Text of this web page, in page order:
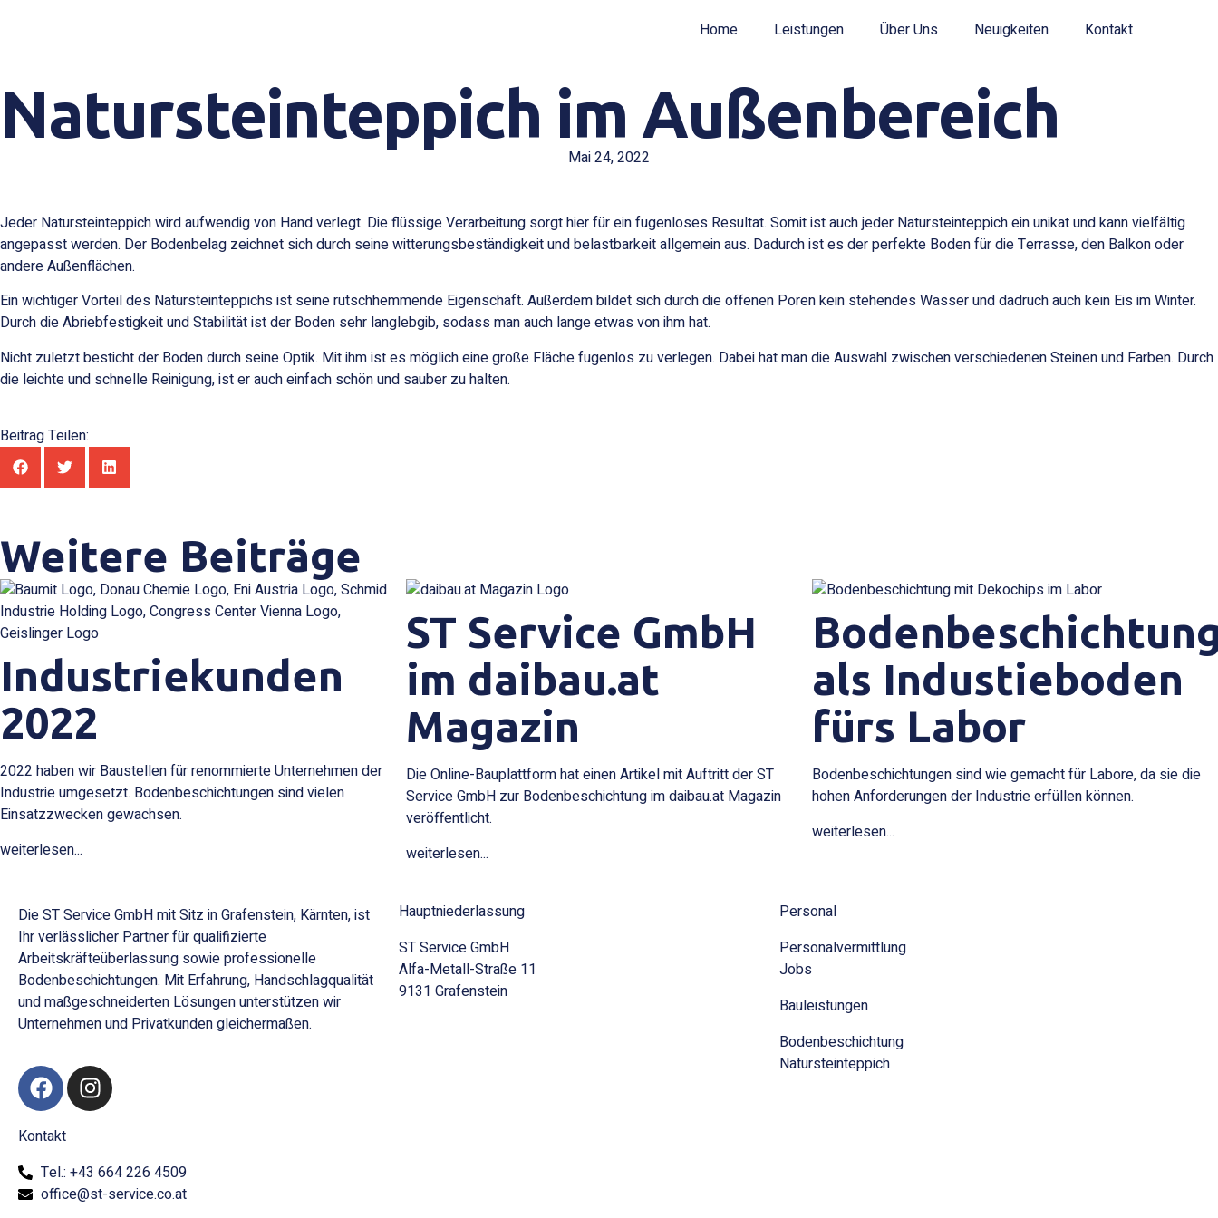
Home Leistungen Über Uns Neuigkeiten Kontakt
Natursteinteppich im Außenbereich
Mai 24, 2022
Jeder Natursteinteppich wird aufwendig von Hand verlegt. Die flüssige Verarbeitung sorgt hier für ein fugenloses Resultat. Somit ist auch jeder Natursteinteppich ein unikat und kann vielfältig
angepasst werden. Der Bodenbelag zeichnet sich durch seine witterungsbeständigkeit und belastbarkeit allgemein aus. Dadurch ist es der perfekte Boden für die Terrasse, den Balkon oder
andere Außenflächen.
Ein wichtiger Vorteil des Natursteinteppichs ist seine rutschhemmende Eigenschaft. Außerdem bildet sich durch die offenen Poren kein stehendes Wasser und dadruch auch kein Eis im Winter.
Durch die Abriebfestigkeit und Stabilität ist der Boden sehr langlebgib, sodass man auch lange etwas von ihm hat.
Nicht zuletzt besticht der Boden durch seine Optik. Mit ihm ist es möglich eine große Fläche fugenlos zu verlegen. Dabei hat man die Auswahl zwischen verschiedenen Steinen und Farben. Durch
die leichte und schnelle Reinigung, ist er auch einfach schön und sauber zu halten.
Beitrag Teilen:
Weitere Beiträge
Industriekunden
2022
2022 haben wir Baustellen für renommierte Unternehmen der
Industrie umgesetzt. Bodenbeschichtungen sind vielen
Einsatzzwecken gewachsen.
weiterlesen...
ST Service GmbH
im daibau.at
Magazin
Die Online-Bauplattform hat einen Artikel mit Auftritt der ST
Service GmbH zur Bodenbeschichtung im daibau.at Magazin
veröffentlicht.
weiterlesen...
als Industieboden
fürs Labor
Bodenbeschichtungen sind wie gemacht für Labore, da sie die
hohen Anforderungen der Industrie erfüllen können.
weiterlesen...
Die ST Service GmbH mit Sitz in Grafenstein, Kärnten, ist
Ihr verlässlicher Partner für qualifizierte
Arbeitskräfteüberlassung sowie professionelle
Bodenbeschichtungen. Mit Erfahrung, Handschlagqualität
und maßgeschneiderten Lösungen unterstützen wir
Unternehmen und Privatkunden gleichermaßen.
Kontakt
Tel.: +43 664 226 4509
office@st-service.co.at
Hauptniederlassung
ST Service GmbH
Alfa-Metall-Straße 11
9131 Grafenstein
Personal
Personalvermittlung
Jobs
Bauleistungen
Bodenbeschichtung
Natursteinteppich